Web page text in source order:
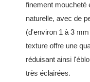
finement moucheté
naturelle, avec de
(d'environ 1 à 3
texture offre une
réduisant ainsi
très éclairées.